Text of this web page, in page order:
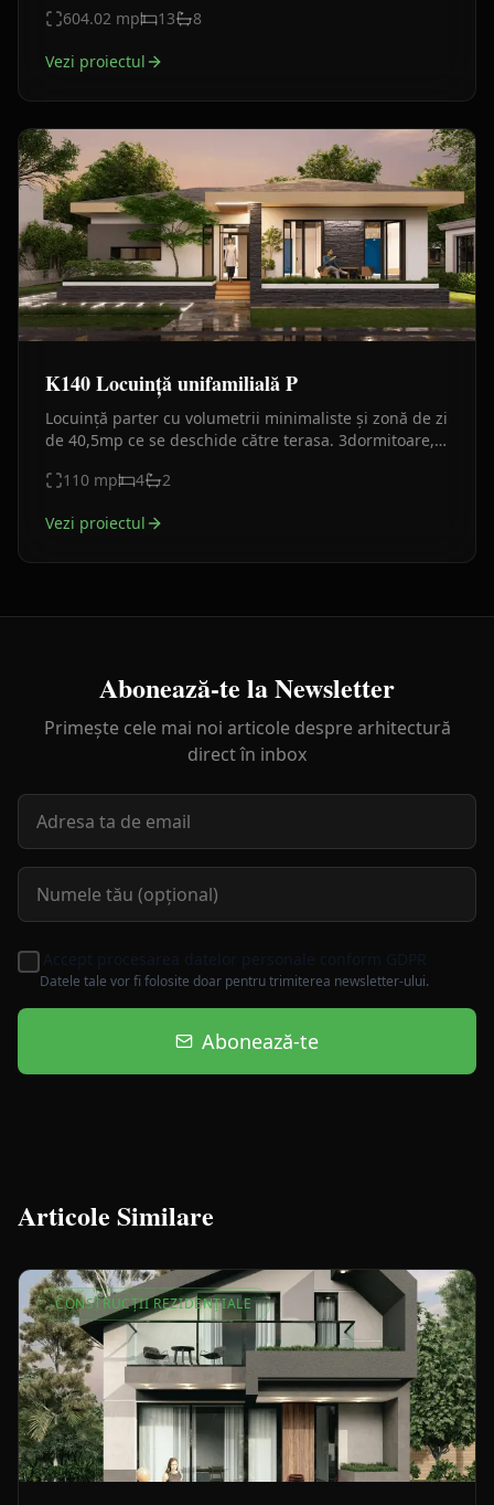
604.02 mp 13 8
Vezi proiectul
K140 Locuință unifamilială P
Locuință parter cu volumetrii minimaliste și zonă de zi
de 40,5mp ce se deschide către terasa. 3dormitoare,
110 mp 4 2
Vezi proiectul
Abonează-te la Newsletter
Primește cele mai noi articole despre arhitectură
direct în inbox
Accept procesarea datelor personale conform GDPR
Datele tale vor fi folosite doar pentru trimiterea newsletter-ului.
Abonează-te
Articole Similare
CONSTRUCȚII REZIDENȚIALE